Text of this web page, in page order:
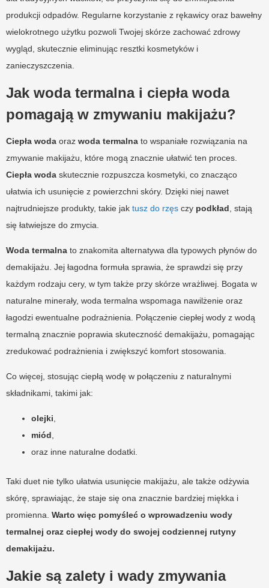
produkcji odpadów. Regularne korzystanie z rękawicy oraz bawełny
wielokrotnego użytku pozwoli Twojej skórze zachować zdrowy
wygląd, skutecznie eliminując resztki kosmetyków i
zanieczyszczenia.
Jak woda termalna i ciepła woda
pomagają w zmywaniu makijażu?
Ciepła woda oraz woda termalna to wspaniałe rozwiązania na
zmywanie makijażu, które mogą znacznie ułatwić ten proces.
Ciepła woda skutecznie rozpuszcza kosmetyki, co znacząco
ułatwia ich usunięcie z powierzchni skóry. Dzięki niej nawet
najtrudniejsze produkty, takie jak tusz do rzęs czy podkład , stają
się łatwiejsze do zmycia.
Woda termalna to znakomita alternatywa dla typowych płynów do
demakijażu. Jej łagodna formuła sprawia, że sprawdzi się przy
każdym rodzaju cery, w tym także przy skórze wrażliwej. Bogata w
naturalne minerały, woda termalna wspomaga nawilżenie oraz
łagodzi ewentualne podrażnienia. Połączenie ciepłej wody z wodą
termalną znacznie poprawia skuteczność demakijażu, pomagając
zredukować podrażnienia i zwiększyć komfort stosowania.
Co więcej, stosując ciepłą wodę w połączeniu z naturalnymi
składnikami, takimi jak:
olejki
miód
oraz inne naturalne dodatki.
Taki duet nie tylko ułatwia usunięcie makijażu, ale także odżywia
skórę, sprawiając, że staje się ona znacznie bardziej miękka i
promienna. Warto więc pomyśleć o wprowadzeniu wody
termalnej oraz ciepłej wody do swojej codziennej rutyny
demakijażu.
Jakie są zalety i wady zmywania